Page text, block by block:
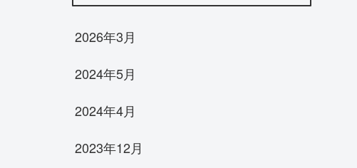
2026年3月
2024年5月
2024年4月
2023年12月